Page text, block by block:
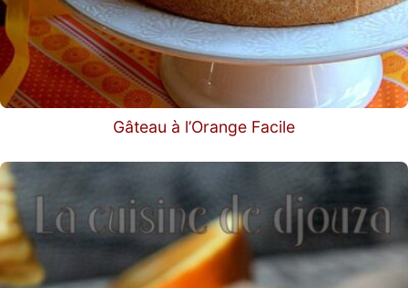
Gâteau à l’Orange Facile